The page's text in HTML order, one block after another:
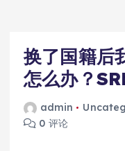
换了国籍后
怎么办？
admin
0 评论